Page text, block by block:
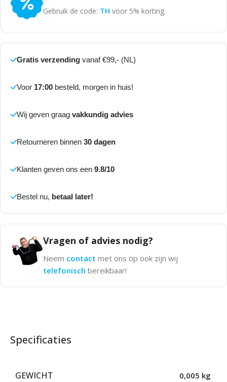
Gebruik de code: TH voor 5% korting.
Gratis verzending vanaf €99,- (NL)
Voor 17:00 besteld, morgen in huis!
Wij geven graag vakkundig advies
Retourneren binnen 30 dagen
Klanten geven ons een 9.8/10
Bestel nu, betaal later!
Vragen of advies nodig?
Neem contact met ons op ook zijn wij
telefonisch bereikbaar!
Specificaties
GEWICHT 0,005 kg